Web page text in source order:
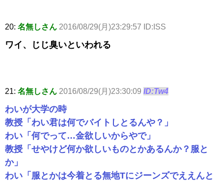
20: 名無しさん 2016/08/29(月)23:29:57 ID:ISS
ワイ、じじ臭いといわれる
21: 名無しさん 2016/08/29(月)23:30:09 ID:Tw4
わいが大学の時
教授「わい君は何でバイトしとるんや？」
わい「何でって…金欲しいからやで」
教授「せやけど何か欲しいものとかあるんか？服と
か」
わい「服とかは今着とる無地Tにジーンズでええんと